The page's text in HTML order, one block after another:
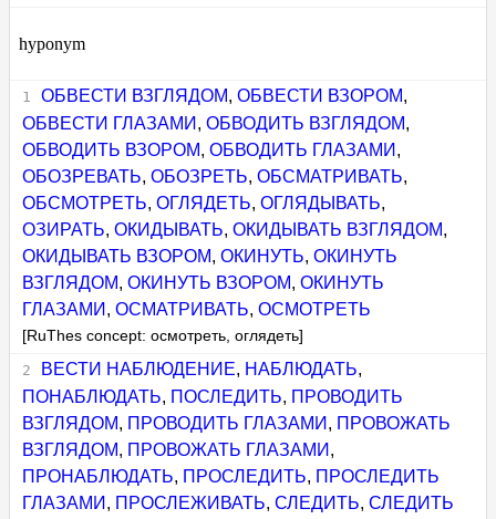
hyponym
ОБВЕСТИ ВЗГЛЯДОМ, ОБВЕСТИ ВЗОРОМ,
ОБВЕСТИ ГЛАЗАМИ ,ОБВОДИТЬ ВЗГЛЯДОМ,
ОБВОДИТЬ ВЗОРОМ,ОБВОДИТЬ ГЛАЗАМИ ,
ОБОЗРЕВАТЬ,ОБОЗРЕТЬ,ОБСМАТРИВАТЬ,
ОБСМОТРЕТЬ,ОГЛЯДЕТЬ,ОГЛЯДЫВАТЬ,
ОЗИРАТЬ,ОКИДЫВАТЬ,ОКИДЫВАТЬ ВЗГЛЯДОМ,
ОКИДЫВАТЬ ВЗОРОМ,ОКИНУТЬ,ОКИНУТЬ
ВЗГЛЯДОМ,ОКИНУТЬ ВЗОРОМ,ОКИНУТЬ
ГЛАЗАМИ ,ОСМАТРИВАТЬ,ОСМОТРЕТЬ
[RuThes concept: осмотреть, оглядеть]
ВЕСТИ НАБЛЮДЕНИЕ, НАБЛЮДАТЬ,
ПОНАБЛЮДАТЬ, ПОСЛЕДИТЬ, ПРОВОДИТЬ
ВЗГЛЯДОМ, ПРОВОДИТЬ ГЛАЗАМИ , ПРОВОЖАТЬ
ВЗГЛЯДОМ, ПРОВОЖАТЬ ГЛАЗАМИ ,
ПРОНАБЛЮДАТЬ, ПРОСЛЕДИТЬ, ПРОСЛЕДИТЬ
ГЛАЗАМИ , ПРОСЛЕЖИВАТЬ,СЛЕДИТЬ,СЛЕДИТЬ